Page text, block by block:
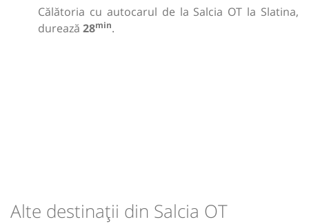
Călătoria cu autocarul de la Salcia OT la Slatina,
durează 28min.
Alte destinații din Salcia OT